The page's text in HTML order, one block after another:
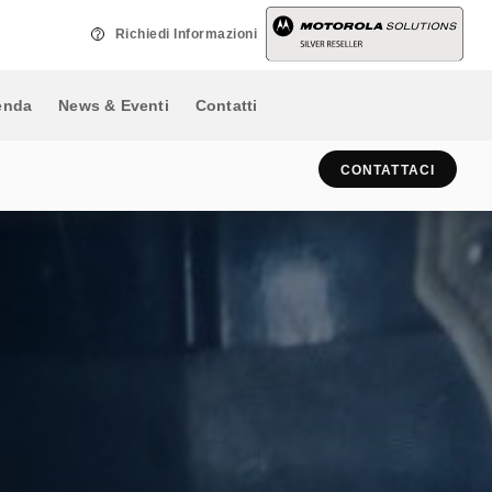
Richiedi Informazioni
nautiche, areonautiche, ripetitori
e stazioni base terminali per
sistemi multiaccesso.
vincente sulla concorrenza.
News & Eventi Contatti
CONTATTACI